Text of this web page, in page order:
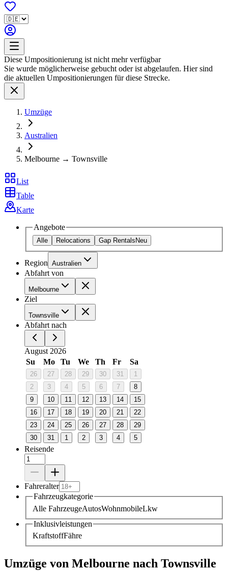
Diese Umpositionierung ist nicht mehr verfügbar
Sie wurde möglicherweise gebucht oder ist abgelaufen. Hier sind
die aktuellen Umpositionierungen für diese Strecke.
Umzüge
Australien
Melbourne → Townsville
List
Table
Karte
Angebote
Alle Relocations Gap Rentals Neu
Region Australien
Abfahrt von
Melbourne
Ziel
Townsville
Abfahrt nach
August 2026
Su
Mo Tu We Th Fr Sa
26 27 28 29 30 31
1
2
3 4 5 6 7
8
9
10 11 12 13 14
15
16
17 18 19 20 21
22
23
24 25 26 27 28
29
30
31 1 2 3 4 5
Reisende
Fahreralter
Fahrzeugkategorie
Alle FahrzeugeAutosWohnmobileLkw
Inklusivleistungen
KraftstoffFähre
Umzüge von Melbourne nach Townsville